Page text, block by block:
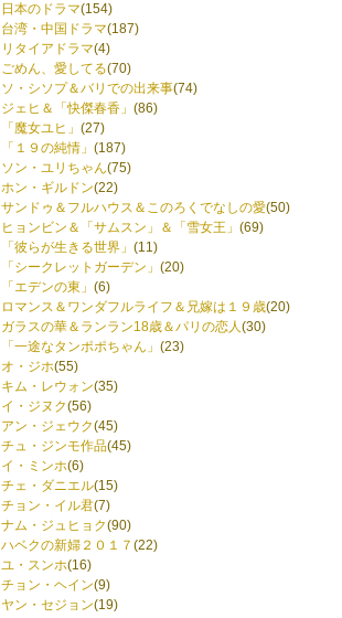
日本のドラマ(154)
台湾・中国ドラマ(187)
リタイアドラマ(4)
ごめん、愛してる(70)
ソ・シソプ＆バリでの出来事(74)
ジェヒ＆「快傑春香」 (86)
「魔女ユヒ」 (27)
「１９の純情」 (187)
ソン・ユリちゃん(75)
ホン・ギルドン(22)
サンドゥ＆フルハウス＆このろくでなしの愛(50)
ヒョンビン＆「サムスン」＆「雪女王」 (69)
「彼らが生きる世界」 (11)
「シークレットガーデン」 (20)
「エデンの東」 (6)
ロマンス＆ワンダフルライフ＆兄嫁は１９歳(20)
ガラスの華＆ランラン18歳＆パリの恋人(30)
「一途なタンポポちゃん」 (23)
オ・ジホ(55)
キム・レウォン(35)
イ・ジヌク(56)
アン・ジェウク(45)
チュ・ジンモ作品(45)
イ・ミンホ(6)
チェ・ダニエル(15)
チョン・イル君(7)
ナム・ジュヒョク(90)
ハベクの新婦２０１７ (22)
ユ・スンホ(16)
チョン・ヘイン(9)
ヤン・セジョン(19)